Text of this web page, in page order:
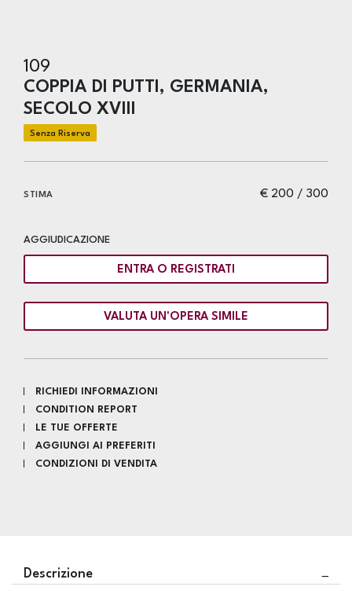
109
COPPIA DI PUTTI, GERMANIA,
SECOLO XVIII
€ 200 / 300
STIMA
AGGIUDICAZIONE
ENTRA O REGISTRATI
VALUTA UN'OPERA SIMILE
RICHIEDI INFORMAZIONI
CONDITION REPORT
LE TUE OFFERTE
AGGIUNGI AI PREFERITI
CONDIZIONI DI VENDITA
Descrizione